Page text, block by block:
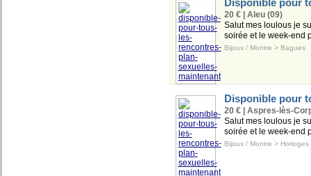
Disponible pour
20 € | Aleu (09)
Salut mes loulous je
soirée et le week-end
Bijoux / Montre > Bagues
Disponible pour
20 € | Aspres-lès-
Salut mes loulous je
soirée et le week-end
Bijoux / Montre > Horloges